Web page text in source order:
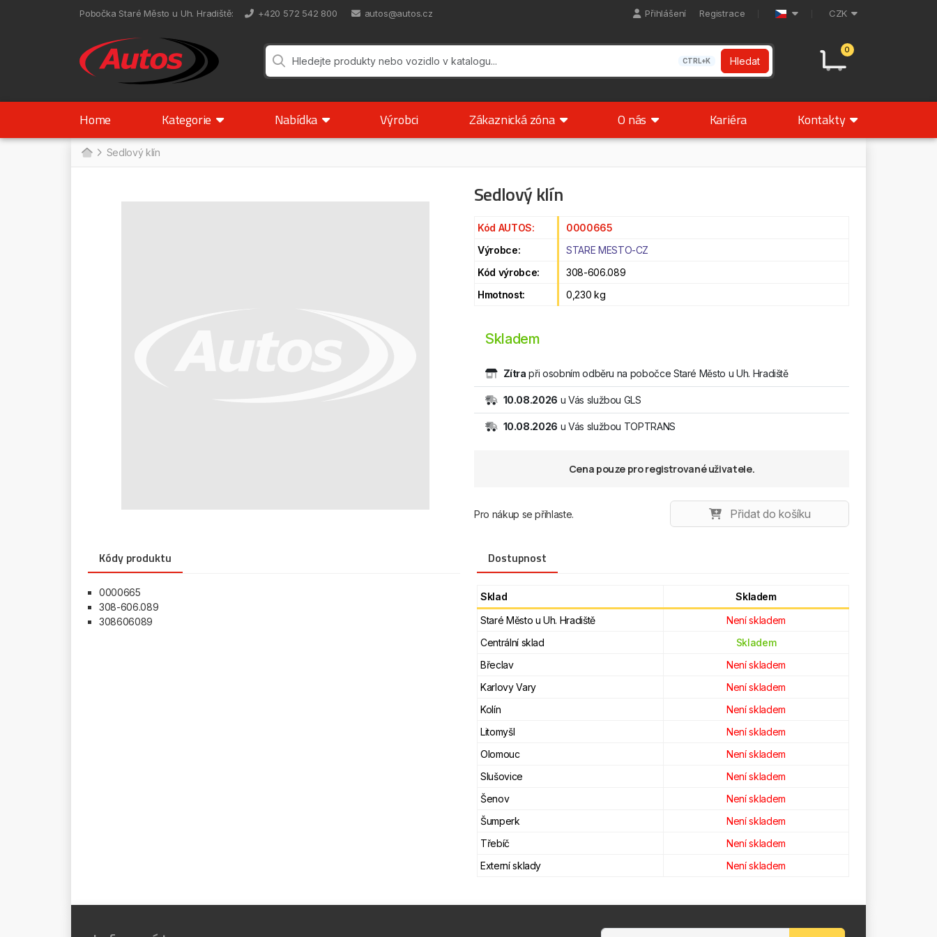
Pobočka Staré Město u Uh. Hradiště: +420 572 542 800 autos@autos.cz Přihlášení Registrace CZK
0
CTRL+K Hledat
Home Kategorie Nabídka Výrobci Zákaznická zóna O nás Kariéra Kontakty
Sedlový klín
Sedlový klín
Kód AUTOS:
0000665
Výrobce:
STARE MESTO-CZ
Kód výrobce:
308-606.089
Hmotnost:
0,230 kg
Skladem
Zítra při osobním odběru na pobočce Staré Město u Uh. Hradiště
10.08.2026 u Vás službou GLS
10.08.2026 u Vás službou TOPTRANS
Cena pouze pro registrované uživatele.
Pro nákup se přihlaste. Přidat do košíku
Kódy produktu
0000665
308-606.089
308606089
Dostupnost
Sklad
Skladem
Staré Město u Uh. Hradiště
Není skladem
Centrální sklad
Skladem
Břeclav
Není skladem
Karlovy Vary
Není skladem
Kolín
Není skladem
Litomyšl
Není skladem
Olomouc
Není skladem
Slušovice
Není skladem
Šenov
Není skladem
Šumperk
Není skladem
Třebíč
Není skladem
Externí sklady
Není skladem